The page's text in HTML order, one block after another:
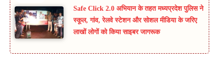
Safe Click 2.0 अभियान के तहत मध्यप्रदेश पुलिस ने
स्कूल, गांव, रेलवे स्टेशन और सोशल मीडिया के जरिए
लाखों लोगों को किया साइबर जागरूक